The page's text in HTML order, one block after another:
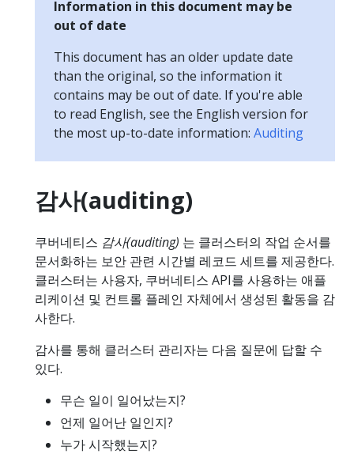
Information in this document may be
out of date
This document has an older update date
than the original, so the information it
contains may be out of date. If you're able
to read English, see the English version for
the most up-to-date information: Auditing
감사(auditing)
쿠버네티스 감사(auditing) 는 클러스터의 작업 순서를
문서화하는 보안 관련 시간별 레코드 세트를 제공한다.
클러스터는 사용자, 쿠버네티스 API를 사용하는 애플
리케이션 및 컨트롤 플레인 자체에서 생성된 활동을 감
사한다.
감사를 통해 클러스터 관리자는 다음 질문에 답할 수
있다.
무슨 일이 일어났는지?
언제 일어난 일인지?
누가 시작했는지?